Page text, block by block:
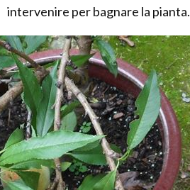
intervenire per bagnare la pianta.